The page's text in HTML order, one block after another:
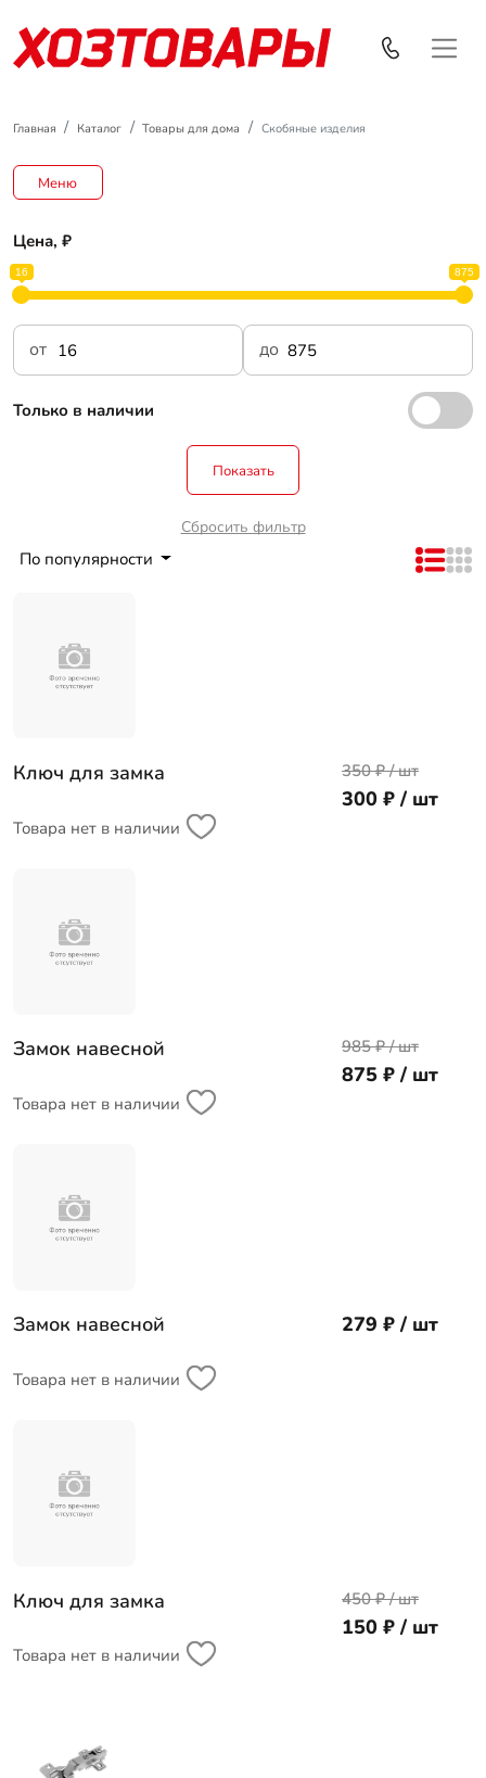
Главная Каталог Товары для дома Скобяные изделия
Меню
Цена, ₽
16 875
от до
Только в наличии
Показать
Сбросить фильтр
По популярности
Ключ для замка
Товара нет в наличии
350 ₽ / шт
300 ₽ / шт
Замок навесной
Товара нет в наличии
985 ₽ / шт
875 ₽ / шт
Замок навесной
Товара нет в наличии
279 ₽ / шт
Ключ для замка
Товара нет в наличии
450 ₽ / шт
150 ₽ / шт